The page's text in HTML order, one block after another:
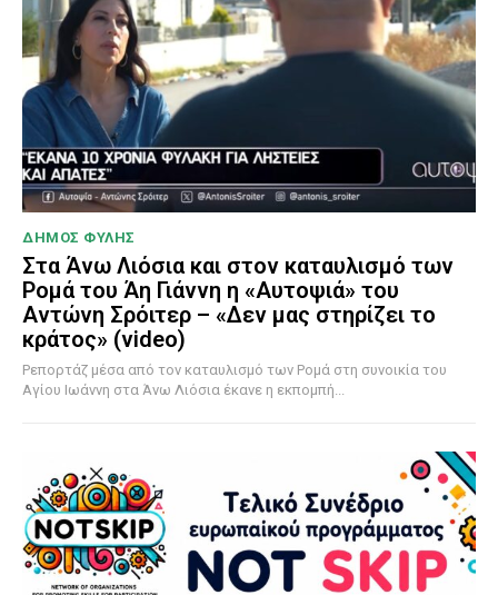
ΔΗΜΟΣ ΦΥΛΗΣ
Στα Άνω Λιόσια και στον καταυλισμό των
Ρομά του Άη Γιάννη η «Αυτοψιά» του
Αντώνη Σρόιτερ – «Δεν μας στηρίζει το
κράτος» (video)
Ρεπορτάζ μέσα από τον καταυλισμό των Ρομά στη συνοικία του
Αγίου Ιωάννη στα Άνω Λιόσια έκανε η εκπομπή...